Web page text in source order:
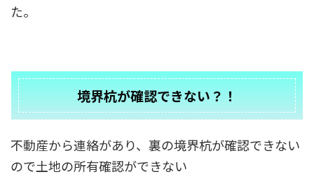
た。
境界杭が確認できない？！
不動産から連絡があり、裏の境界杭が確認できない
ので土地の所有確認ができない